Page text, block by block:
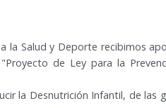
la Salud y Deporte recibimos
de Ley para la
la Desnutrición Infantil, de las